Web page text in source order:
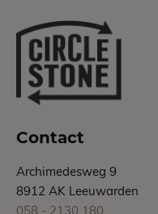
Contact
Archimedesweg 9
8912 AK Leeuwarden
058 - 2130 180